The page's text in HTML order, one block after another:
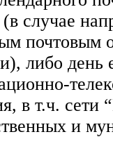
случае
почтовым
либо день
в т.ч. сети
и